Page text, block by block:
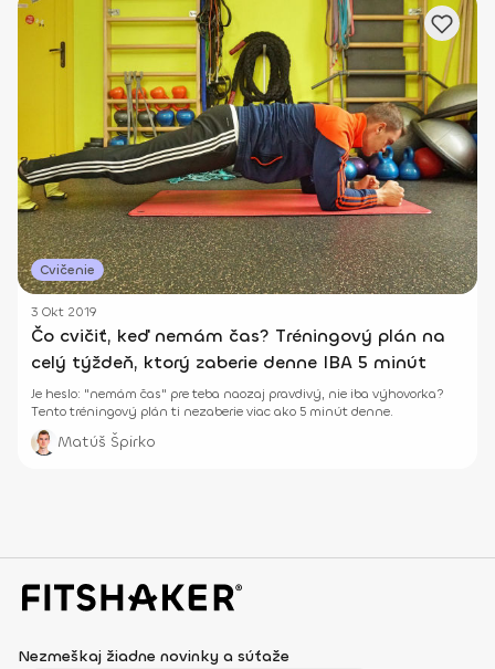
Cvičenie
3 Okt 2019
Čo cvičiť, keď nemám čas? Tréningový plán na
celý týždeň, ktorý zaberie denne IBA 5 minút
Je heslo: "nemám čas" pre teba naozaj pravdivý, nie iba výhovorka?
Tento tréningový plán ti nezaberie viac ako 5 minút denne.
Matúš Špirko
Nezmeškaj žiadne novinky a súťaže